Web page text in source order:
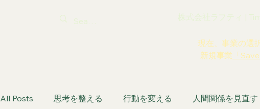
株式会社ラフティ |
現在、事業の選
新規事業 「
All Posts 思考を整える 行動を変える 人間関係を見直す